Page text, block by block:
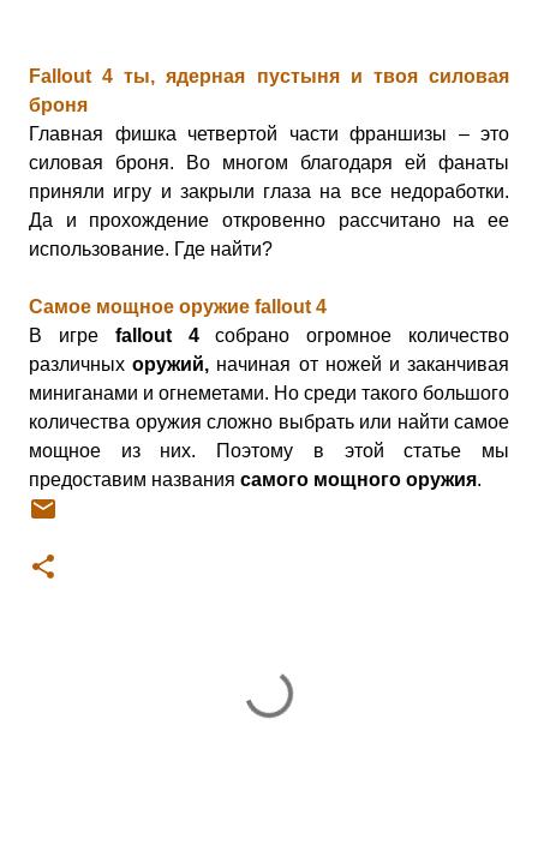
Fallout 4 ты, ядерная пустыня и твоя силовая
броня
Главная фишка четвертой части франшизы – это
силовая броня. Во многом благодаря ей фанаты
приняли игру и закрыли глаза на все недоработки.
Да и прохождение откровенно рассчитано на ее
использование. Где найти?
Самое мощное оружие fallout 4
В игре fallout 4собрано огромное количество
различныхоружий, начиная от ножей и заканчивая
миниганами и огнеметами. Но среди такого большого
количества оружия сложно выбрать или найти самое
мощное из них. Поэтому в этой статье мы
предоставим названия самого мощного оружия.